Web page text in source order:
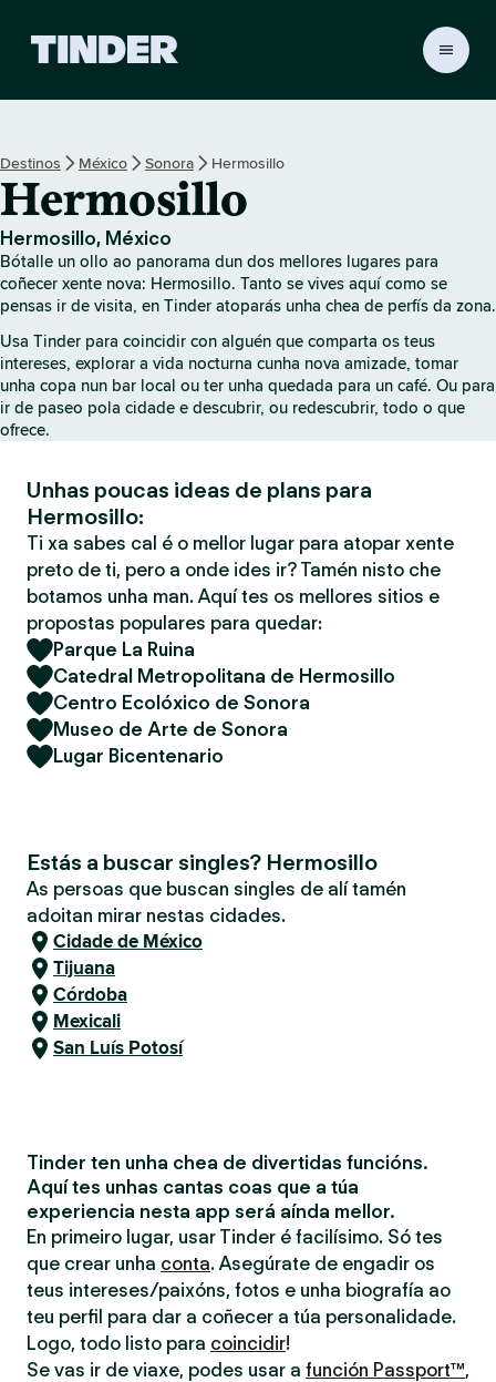
r
H
o
e
Destinos México Sonora Hermosillo
Hermosillo
Hermosillo, México
Bótalle un ollo ao panorama dun dos mellores lugares para
coñecer xente nova: Hermosillo. Tanto se vives aquí como se
pensas ir de visita, en Tinder atoparás unha chea de perfís da zona.
Usa Tinder para coincidir con alguén que comparta os teus
intereses, explorar a vida nocturna cunha nova amizade, tomar
unha copa nun bar local ou ter unha quedada para un café. Ou para
ir de paseo pola cidade e descubrir, ou redescubrir, todo o que
ofrece.
Unhas poucas ideas de plans para
Hermosillo:
Ti xa sabes cal é o mellor lugar para atopar xente
preto de ti, pero a onde ides ir? Tamén nisto che
botamos unha man. Aquí tes os mellores sitios e
propostas populares para quedar:
Parque La Ruina
Catedral Metropolitana de Hermosillo
Centro Ecolóxico de Sonora
Museo de Arte de Sonora
Lugar Bicentenario
Estás a buscar singles? Hermosillo
As persoas que buscan singles de alí tamén
adoitan mirar nestas cidades.
Cidade de México
Tijuana
Córdoba
Mexicali
San Luís Potosí
Tinder ten unha chea de divertidas funcións.
Aquí tes unhas cantas coas que a túa
experiencia nesta app será aínda mellor.
En primeiro lugar, usar Tinder é facilísimo. Só tes
que crear unha conta. Asegúrate de engadir os
teus intereses/paixóns, fotos e unha biografía ao
teu perfil para dar a coñecer a túa personalidade.
Logo, todo listo para coincidir!
Se vas ir de viaxe, podes usar a función Passport™,